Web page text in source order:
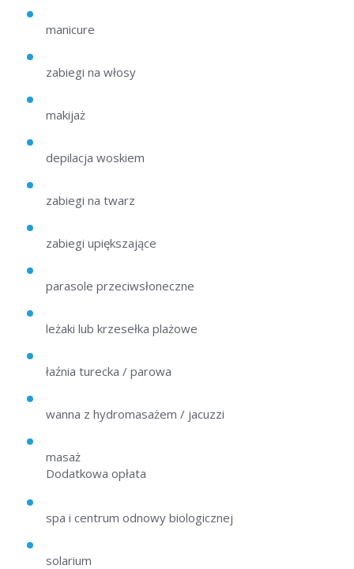
manicure
zabiegi na włosy
makijaż
depilacja woskiem
zabiegi na twarz
zabiegi upiększające
parasole przeciwsłoneczne
leżaki lub krzesełka plażowe
łaźnia turecka / parowa
wanna z hydromasażem / jacuzzi
masaż
Dodatkowa opłata
spa i centrum odnowy biologicznej
solarium